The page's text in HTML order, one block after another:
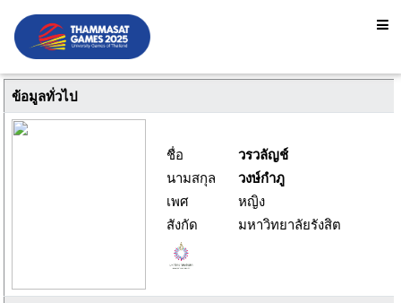
ข้อมูลทั่วไป
ชื่อ
วรวลัญช์
นามสกุล
วงษ์กำภู
เพศ
หญิง
สังกัด
มหาวิทยาลัยรังสิต